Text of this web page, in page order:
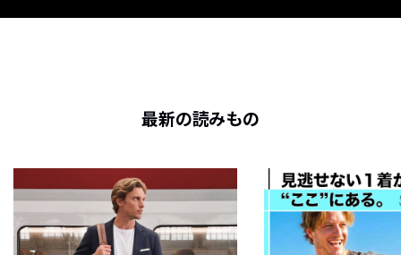
最新の読みもの